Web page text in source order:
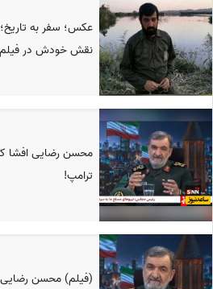
عکس؛ سفر به
نقش خودش در فیلم
محسن رضایی افشا
ترامپ!
(فیلم) محسن رضایی